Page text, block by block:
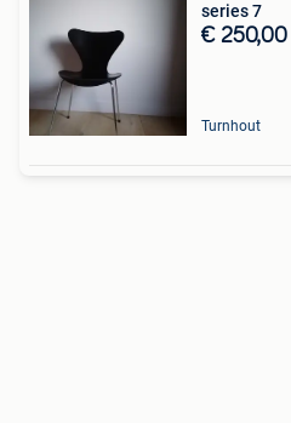
series 7
€ 250,00
Turnhout